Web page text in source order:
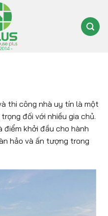
thi công nhà uy tín là một
đối với nhiều gia chủ.
điểm khởi đầu cho hành
hảo và ấn tượng trong